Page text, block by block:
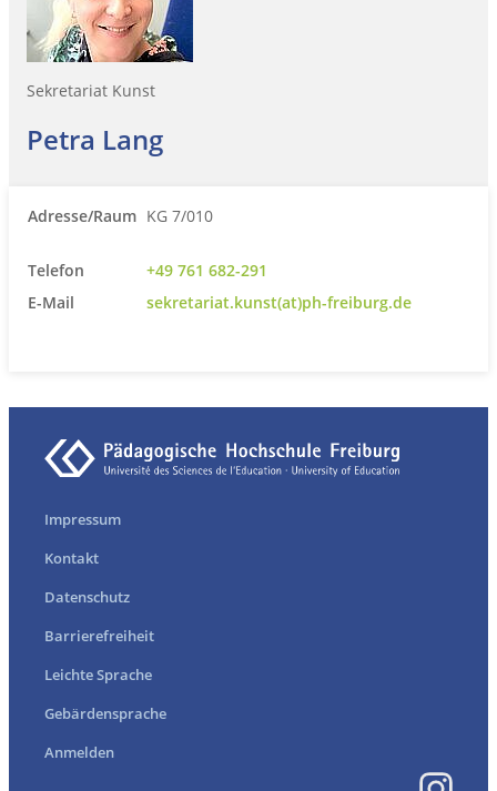
Sekretariat Kunst
Petra Lang
Adresse/Raum KG 7/010
Telefon
+49 761 682-291
E-Mail
sekretariat.kunst(at)ph-freiburg.de
Impressum
Kontakt
Datenschutz
Barrierefreiheit
Leichte Sprache
Gebärdensprache
Anmelden